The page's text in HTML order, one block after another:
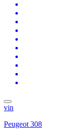
vin
Peugeot 308